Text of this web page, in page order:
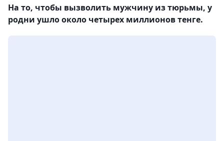
На то, чтобы вызволить мужчину из тюрьмы, у
родни ушло около четырех миллионов тенге.